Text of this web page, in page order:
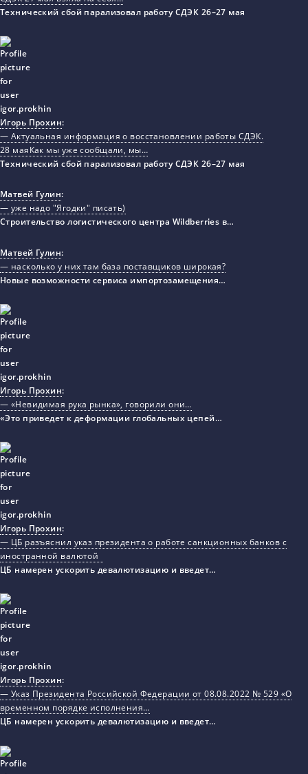
Технический сбой парализовал работу СДЭК 26–27 мая
Игорь Прохин:
— Актуальная информация о восстановлении работы СДЭК.
28 маяКак мы уже сообщали, мы…
Технический сбой парализовал работу СДЭК 26–27 мая
Матвей Гулин:
— уже надо "Ягодки" писать)
Строительство логистического центра Wildberries в…
Матвей Гулин:
— насколько у них там база поставщиков широкая?
Новые возможности сервиса импортозамещения…
Игорь Прохин:
— «Невидимая рука рынка», говорили они…
«Это приведет к деформации глобальных цепей…
Игорь Прохин:
— ЦБ разъяснил указ президента о работе санкционных банков с
иностранной валютой
ЦБ намерен ускорить девалютизацию и введет…
Игорь Прохин:
— Указ Президента Российской Федерации от 08.08.2022 № 529 «О
временном порядке исполнения…
ЦБ намерен ускорить девалютизацию и введет…